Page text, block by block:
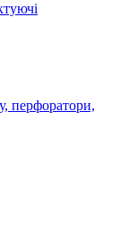
перфоратори,